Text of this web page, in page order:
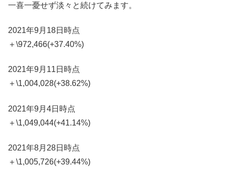
一喜一憂せず淡々と続けてみます。
2021年9月18日時点
＋\972,466(+37.40%)
2021年9月11日時点
＋\1,004,028(+38.62%)
2021年9月4日時点
＋\1,049,044(+41.14%)
2021年8月28日時点
＋\1,005,726(+39.44%)